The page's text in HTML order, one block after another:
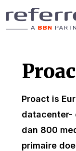
Proact is
datacenter-
dan 800
primaire